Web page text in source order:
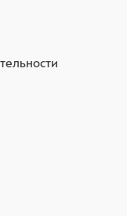
для
– 500
кислота и